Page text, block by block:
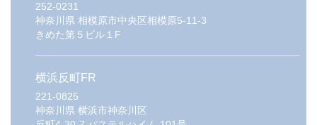
252-0231
神奈川県 相模原市中央区相模原5-11-3
きめた第５ビル１F
横浜反町FR
221-0825
神奈川県 横浜市神奈川区